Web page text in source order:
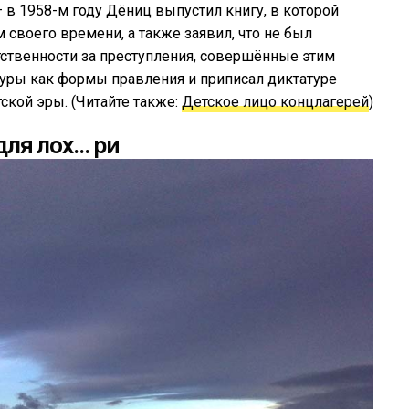
1958-м году Дёниц выпустил книгу, в которой
времени, а также заявил, что не был
за преступления, совершённые этим
как формы правления и приписал диктатуре
эры. (Читайте также: Детское лицо концлагерей)
лох… ри